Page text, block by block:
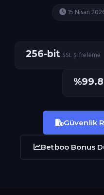
15 Nisan
256-bit SSL Şifreleme
%99.8
Güvenlik
Betboo Bonus